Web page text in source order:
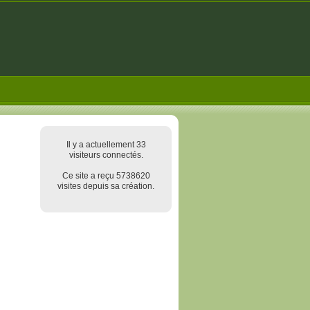
Il y a actuellement 33
visiteurs connectés.
Ce site a reçu 5738620
visites depuis sa création.